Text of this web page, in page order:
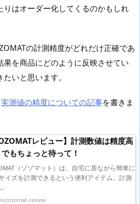
りはオーダー化してくるのかもしれ
の計測精度がどれだけ正確であ
果を商品にどのように反映させてい
いと思います。
実測値の精度についての記事を書きま
レビュー】計測数値は精度高
もちょっと待って！
（ゾゾマット）は、自宅に居ながら簡単に
イズを計測できるという便利アイテム。計測
zozomat-review